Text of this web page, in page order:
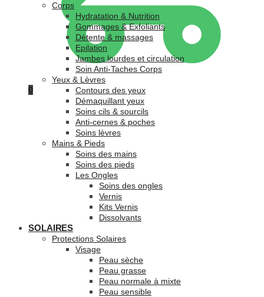
0
Corps
Hydratation & Nutrition
Gommages & Exfoliants
Détente & massages
Epilation
Jambes lourdes et circulation
Soin Anti-Taches Corps
Yeux & Lèvres
Contours des yeux
Démaquillant yeux
Soins cils & sourcils
Anti-cernes & poches
Soins lèvres
Mains & Pieds
Soins des mains
Soins des pieds
Les Ongles
Soins des ongles
Vernis
Kits Vernis
Dissolvants
SOLAIRES
Protections Solaires
Visage
Peau sèche
Peau grasse
Peau normale à mixte
Peau sensible